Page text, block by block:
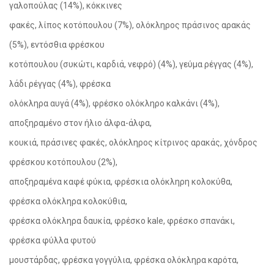
γαλοπούλας (14%), κόκκινες
φακές, λίπος κοτόπουλου (7%), ολόκληρος πράσινος αρακάς
(5%), εντόσθια φρέσκου
κοτόπουλου (συκώτι, καρδιά, νεφρό) (4%), γεύμα ρέγγας (4%),
λάδι ρέγγας (4%), φρέσκα
ολόκληρα αυγά (4%), φρέσκο ολόκληρο καλκάνι (4%),
αποξηραμένο στον ήλιο άλφα-άλφα,
κουκιά, πράσινες φακές, ολόκληρος κίτρινος αρακάς, χόνδρος
φρέσκου κοτόπουλου (2%),
αποξηραμένα καφέ φύκια, φρέσκια ολόκληρη κολοκύθα,
φρέσκα ολόκληρα κολοκύθια,
φρέσκα ολόκληρα δαυκία, φρέσκο kale, φρέσκο σπανάκι,
φρέσκα φύλλα φυτού
μουστάρδας, φρέσκα γογγύλια, φρέσκα ολόκληρα καρότα,